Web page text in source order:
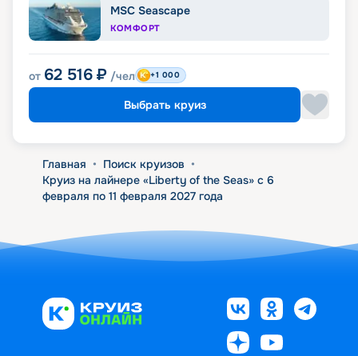
MSC Seascape
КОМФОРТ
от 62 516 ₽ /чел +1 000
Выбрать круиз
Главная • Поиск круизов •
Круиз на лайнере «Liberty of the Seas» с 6
февраля по 11 февраля 2027 года